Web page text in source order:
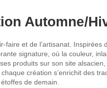
Automne/
et de l’artisanat. Inspirées
signature, où la couleur,
produits sur son site
création s’enrichit des
de demain.